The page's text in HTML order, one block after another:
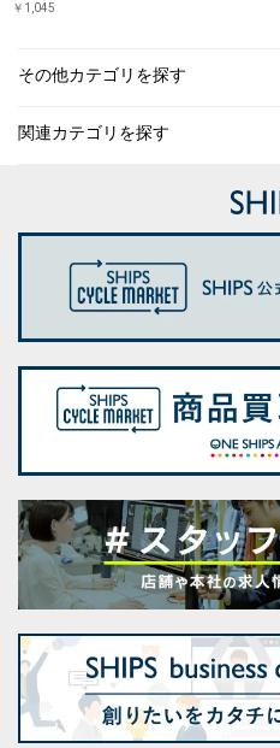
￥1,045
その他カテゴリを探す
関連カテゴリを探す